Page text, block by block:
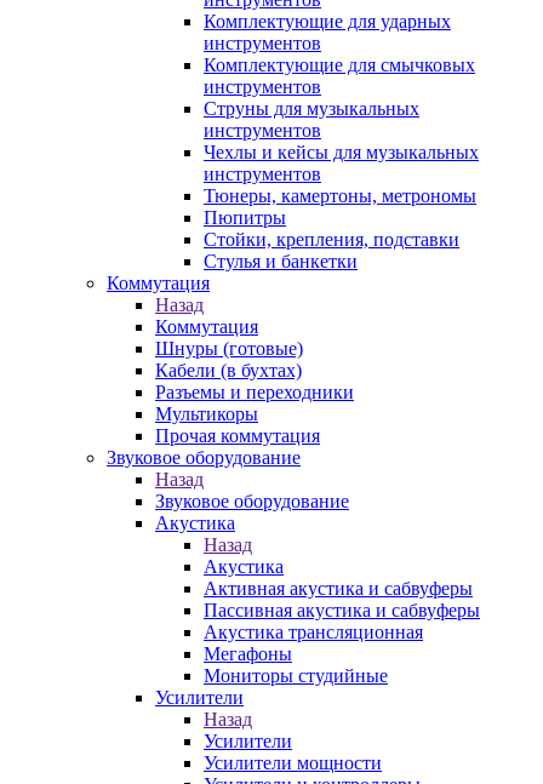
Комплектующие для ударных
инструментов
Комплектующие для смычковых
инструментов
Струны для музыкальных
инструментов
Чехлы и кейсы для музыкальных
инструментов
Тюнеры, камертоны, метрономы
Пюпитры
Стойки, крепления, подставки
Стулья и банкетки
Коммутация
Назад
Коммутация
Шнуры (готовые)
Кабели (в бухтах)
Разъемы и переходники
Мультикоры
Прочая коммутация
Звуковое оборудование
Назад
Звуковое оборудование
Акустика
Назад
Акустика
Активная акустика и сабвуферы
Пассивная акустика и сабвуферы
Акустика трансляционная
Мегафоны
Мониторы студийные
Усилители
Назад
Усилители
Усилители мощности